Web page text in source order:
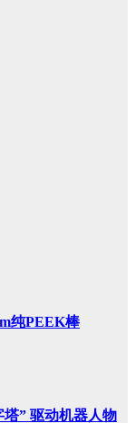
纯PEEK棒
” 驱动机器人物